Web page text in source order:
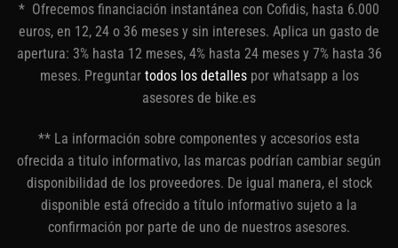
5.799€.4.929€.
4.799€.
* Ofrecemos financiación instantánea con Cofidis, hasta 6.000
euros, en 12, 24 o 36 meses y sin intereses. Aplica un gasto de
apertura: 3% hasta 12 meses, 4% hasta 24 meses y 7% hasta 36
meses. Preguntar todos los detallespor whatsapp a los
asesores de bike.es
** La información sobre componentes y accesorios esta
ofrecida a titulo informativo, las marcas podrían cambiar según
disponibilidad de los proveedores. De igual manera, el stock
disponible está ofrecido a título informativo sujeto a la
confirmación por parte de uno de nuestros asesores.